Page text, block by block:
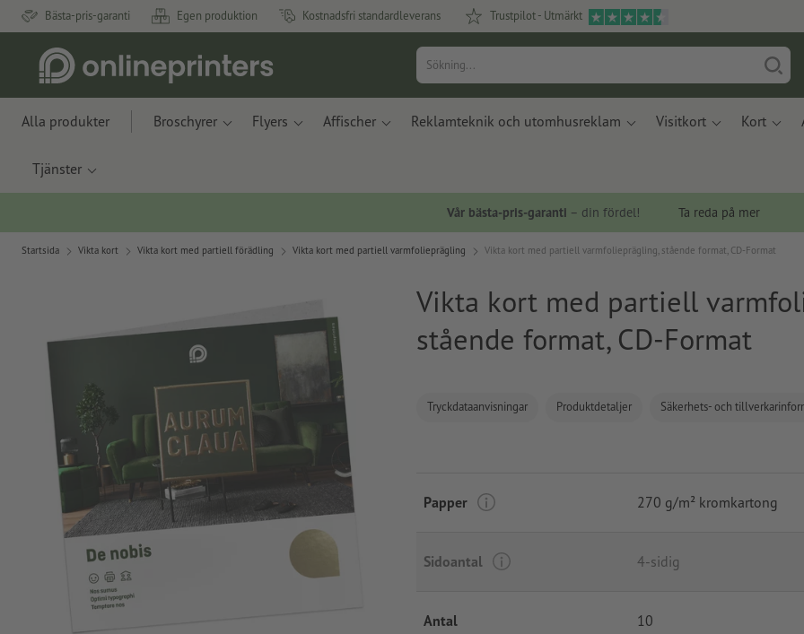
Bästa-pris-garanti Egen produktion Kostnadsfri standardleverans Trustpilot - Utmärkt
Alla produkter Broschyrer Flyers Affischer Reklamteknik och utomhusreklam Visitkort Kort
Tjänster
Vår bästa-pris-garanti – din fördel! Ta reda på mer
Startsida Vikta kort Vikta kort med partiell förädling Vikta kort med partiell varmfolieprägling Vikta kort med partiell varmfolieprägling, stående format, CD-Format
Vikta kort med partiell
stående format, CD-Format
Tryckdataanvisningar Produktdetaljer Säkerhets- och
Papper 270 g/m² kromkartong
Sidoantal 4-sidig
Antal 10